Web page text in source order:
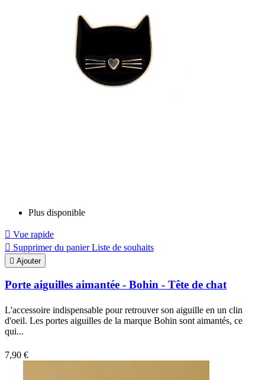
Plus disponible
 Vue rapide
 Supprimer du panier Liste de souhaits
 Ajouter
Porte aiguilles aimantée - Bohin - Tête de chat
L'accessoire indispensable pour retrouver son aiguille en un clin
d'oeil. Les portes aiguilles de la marque Bohin sont aimantés, ce
qui...
7,90 €